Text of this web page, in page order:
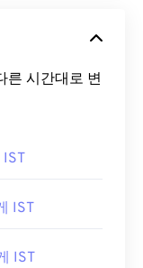
른 시간대로 변
IST
IST
IST